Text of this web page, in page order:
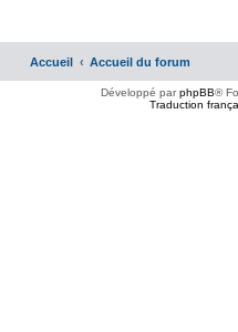
Accueil Accueil du forum
Développé parphpBB®
Traduction